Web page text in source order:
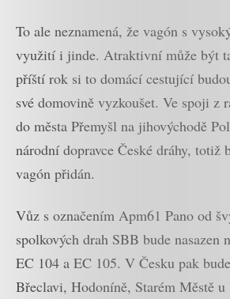
To ale neznamená, že vagón s
využití i jinde. Atraktivní může být
příští rok si to domácí cestující
své domovině vyzkoušet. Ve spoji z
do města Přemyšl na jihovýchodě
národní dopravce České dráhy, totiž
vagón přidán.
Vůz s označením Apm61 Pano od
spolkových drah SBB bude nasazen
EC 104 a EC 105. V Česku pak
Břeclavi, Hodoníně, Starém Městě u